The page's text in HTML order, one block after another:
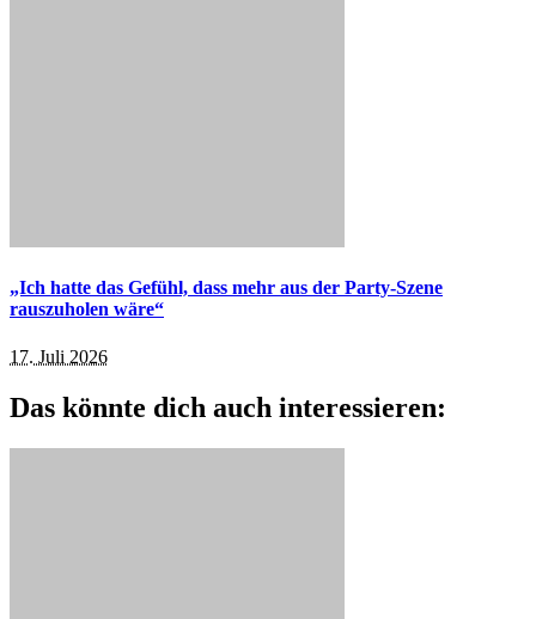
„Ich hatte das Gefühl, dass mehr aus der Party-Szene
rauszuholen wäre“
17. Juli 2026
Das könnte dich auch interessieren: